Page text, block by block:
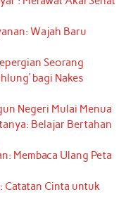
Wajah Baru
Seorang
bagi Nakes
Negeri Mulai Menua
Belajar Bertahan
Membaca Ulang Peta
Catatan Cinta untuk